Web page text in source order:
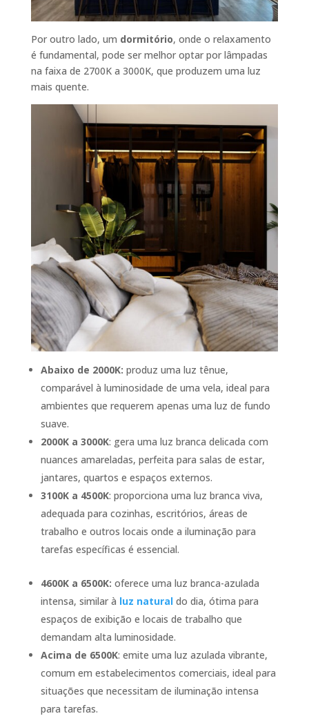
Por outro lado, um dormitório, onde o relaxamento
é fundamental, pode ser melhor optar por lâmpadas
na faixa de 2700K a 3000K, que produzem uma luz
mais quente.
Abaixo de 2000K: produz uma luz tênue,
comparável à luminosidade de uma vela, ideal para
ambientes que requerem apenas uma luz de fundo
suave.
2000K a 3000K: gera uma luz branca delicada com
nuances amareladas, perfeita para salas de estar,
jantares, quartos e espaços externos.
3100K a 4500K: proporciona uma luz branca viva,
adequada para cozinhas, escritórios, áreas de
trabalho e outros locais onde a iluminação para
tarefas específicas é essencial.
4600K a 6500K: oferece uma luz branca-azulada
intensa, similar à luz naturaldo dia, ótima para
espaços de exibição e locais de trabalho que
demandam alta luminosidade.
Acima de 6500K: emite uma luz azulada vibrante,
comum em estabelecimentos comerciais, ideal para
situações que necessitam de iluminação intensa
para tarefas.